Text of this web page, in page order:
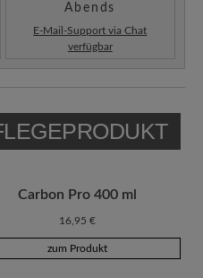
Abends
E-Mail-Support via Chat
verfügbar
Carbon Pro 400 ml
16,95 €
zum Produkt